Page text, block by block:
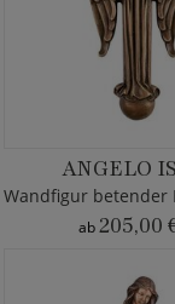
ANGELO
ab205,00